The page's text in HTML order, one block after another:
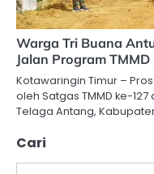
Warga Tri Buana
Jalan Program TMMD
Kotawaringin Timur –
oleh Satgas TMMD ke-
Telaga Antang,
Cari